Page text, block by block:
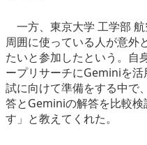
一方、東京大学 工学部 航
周囲に使っている人が意外
たいと参加したという。自
ープリサーチにGeminiを
試に向けて準備をする中で
答とGeminiの解答を比較検
す」と教えてくれた。